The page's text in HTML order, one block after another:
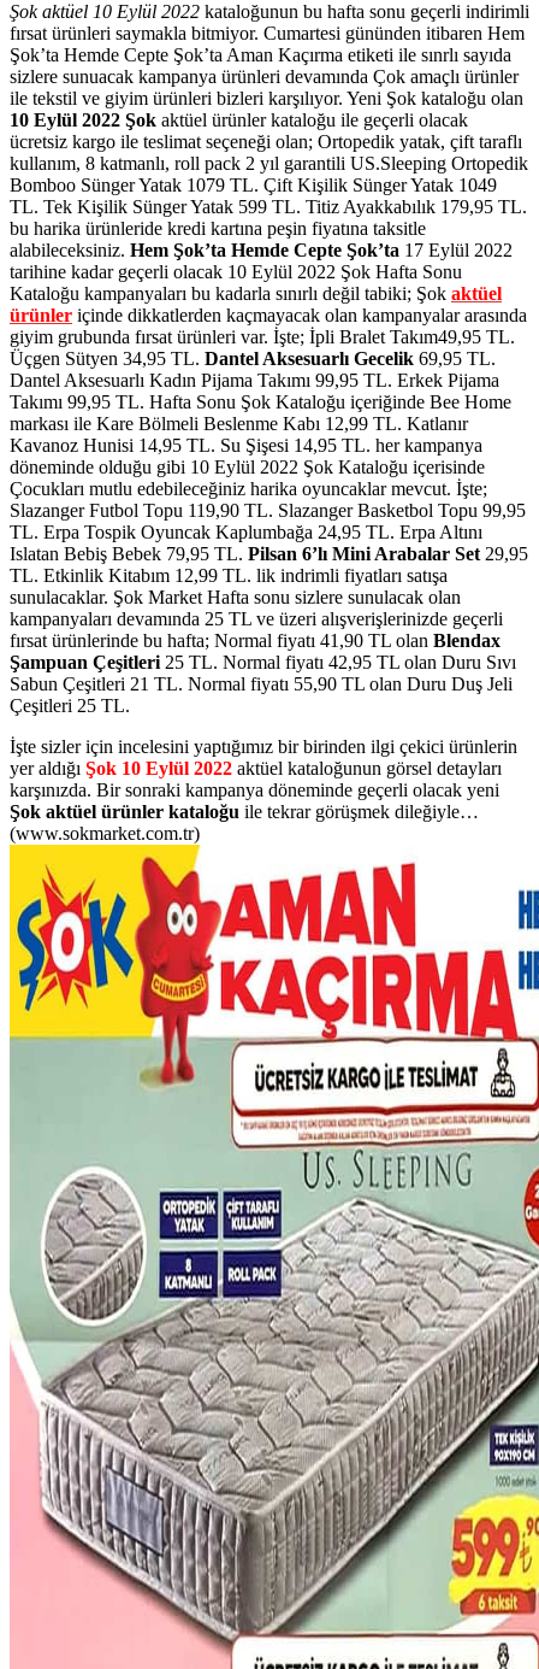
Şok aktüel 10 Eylül 2022 kataloğunun bu hafta sonu geçerli indirimli
fırsat ürünleri saymakla bitmiyor. Cumartesi gününden itibaren Hem
Şok’ta Hemde Cepte Şok’ta Aman Kaçırma etiketi ile sınrlı sayıda
sizlere sunuacak kampanya ürünleri devamında Çok amaçlı ürünler
ile tekstil ve giyim ürünleri bizleri karşılıyor. Yeni Şok kataloğu olan
10 Eylül 2022 Şok aktüel ürünler kataloğu ile geçerli olacak
ücretsiz kargo ile teslimat seçeneği olan; Ortopedik yatak, çift taraflı
kullanım, 8 katmanlı, roll pack 2 yıl garantili US.Sleeping Ortopedik
Bomboo Sünger Yatak 1079 TL. Çift Kişilik Sünger Yatak 1049
TL. Tek Kişilik Sünger Yatak 599 TL. Titiz Ayakkabılık 179,95 TL.
bu harika ürünleride kredi kartına peşin fiyatına taksitle
alabileceksiniz. Hem Şok’ta Hemde Cepte Şok’ta 17 Eylül 2022
tarihine kadar geçerli olacak 10 Eylül 2022 Şok Hafta Sonu
Kataloğu kampanyaları bu kadarla sınırlı değil tabiki; Şok aktüel
ürünler içinde dikkatlerden kaçmayacak olan kampanyalar arasında
giyim grubunda fırsat ürünleri var. İşte; İpli Bralet Takım49,95 TL.
Üçgen Sütyen 34,95 TL. Dantel Aksesuarlı Gecelik 69,95 TL.
Dantel Aksesuarlı Kadın Pijama Takımı 99,95 TL. Erkek Pijama
Takımı 99,95 TL. Hafta Sonu Şok Kataloğu içeriğinde Bee Home
markası ile Kare Bölmeli Beslenme Kabı 12,99 TL. Katlanır
Kavanoz Hunisi 14,95 TL. Su Şişesi 14,95 TL. her kampanya
döneminde olduğu gibi 10 Eylül 2022 Şok Kataloğu içerisinde
Çocukları mutlu edebileceğiniz harika oyuncaklar mevcut. İşte;
Slazanger Futbol Topu 119,90 TL. Slazanger Basketbol Topu 99,95
TL. Erpa Tospik Oyuncak Kaplumbağa 24,95 TL. Erpa Altını
Islatan Bebiş Bebek 79,95 TL. Pilsan 6’lı Mini Arabalar Set29,95
TL. Etkinlik Kitabım 12,99 TL. lik indrimli fiyatları satışa
sunulacaklar. Şok Market Hafta sonu sizlere sunulacak olan
kampanyaları devamında 25 TL ve üzeri alışverişlerinizde geçerli
fırsat ürünlerinde bu hafta; Normal fiyatı 41,90 TL olan Blendax
Şampuan Çeşitleri25 TL. Normal fiyatı 42,95 TL olan Duru Sıvı
Sabun Çeşitleri 21 TL. Normal fiyatı 55,90 TL olan Duru Duş Jeli
Çeşitleri 25 TL.
İşte sizler için incelesini yaptığımız bir birinden ilgi çekici ürünlerin
yer aldığı Şok 10 Eylül 2022 aktüel kataloğunun görsel detayları
karşınızda. Bir sonraki kampanya döneminde geçerli olacak yeni
Şok aktüel ürünler kataloğu ile tekrar görüşmek dileğiyle…
(www.sokmarket.com.tr)